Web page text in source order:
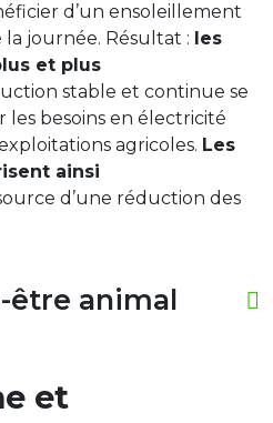
d’un ensoleillement
journée. Résultat : les
et plus
stable et continue se
besoins en électricité
agricoles. Les
ainsi
d’une réduction des
être animal
et